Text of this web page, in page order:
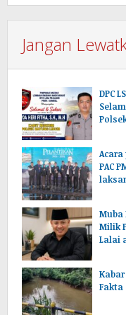
Jangan
DPC
PAC
Muba
Milik
Lalai
Fakta